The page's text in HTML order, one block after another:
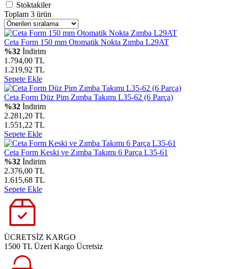
Stoktakiler
Toplam 3 ürün
Ceta Form 150 mm Otomatik Nokta Zımba L29AT
%32 İndirim
1.794,00 TL
1.219,92 TL
Sepete Ekle
Ceta Form Düz Pim Zımba Takımı L35-62 (6 Parça)
%32 İndirim
2.281,20 TL
1.551,22 TL
Sepete Ekle
Ceta Form Keski ve Zımba Takımı 6 Parça L35-61
%32 İndirim
2.376,00 TL
1.615,68 TL
Sepete Ekle
ÜCRETSİZ KARGO
1500 TL Üzeri Kargo Ücretsiz